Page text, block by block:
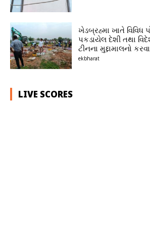
ખેડબ્રહ્મા ખાતે વિવિધ
પકડાયેલ દેશી તથા
ટીનના મુદ્દામાલનો
ekbharat
LIVE SCORES